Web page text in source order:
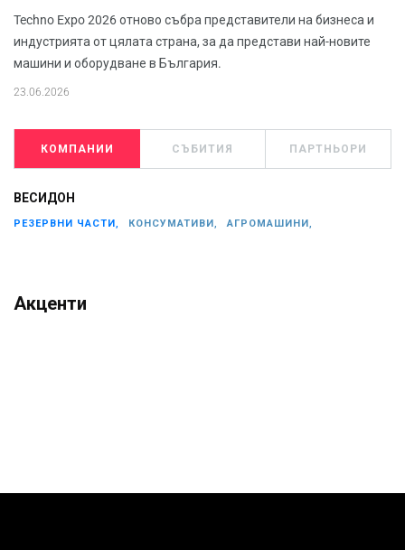
Techno Expo 2026 отново събра представители на бизнеса и
индустрията от цялата страна, за да представи най-новите
машини и оборудване в България.
23.06.2026
КОМПАНИИ СЪБИТИЯ ПАРТНЬОРИ
ВЕСИДОН
РЕЗЕРВНИ ЧАСТИ, КОНСУМАТИВИ, АГРОМАШИНИ,
Акценти